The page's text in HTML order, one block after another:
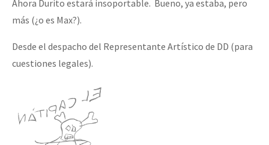
Ahora Durito estará insoportable. Bueno, ya estaba, pero
más (¿o es Max?).
Desde el despacho del Representante Artístico de DD (para
cuestiones legales).